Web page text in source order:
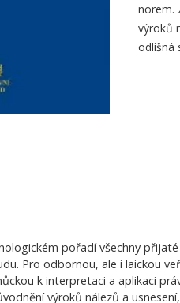
norem.
výroků
odlišná
pořadí všechny přijaté
Pro odbornou, ale i laickou
k interpretaci a aplikaci
výroků nálezů a